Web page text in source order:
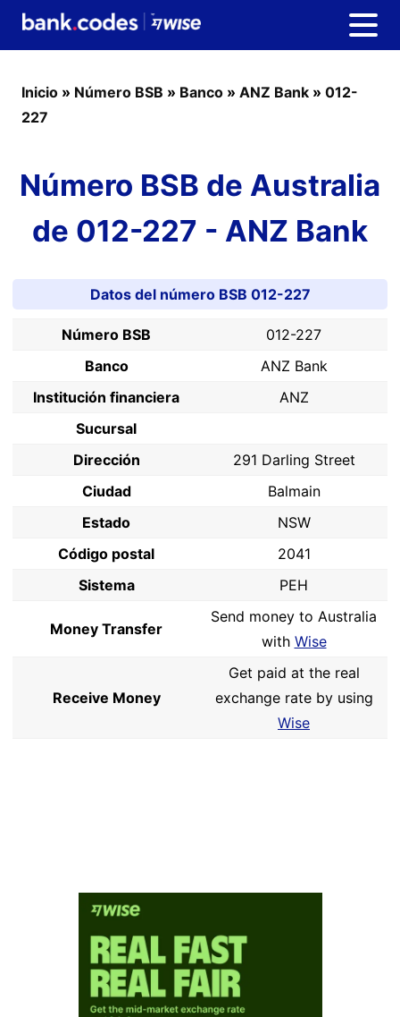
Inicio » Número BSB » Banco » ANZ Bank » 012-
227
Número BSB de Australia
de 012-227 - ANZ Bank
Datos del número BSB 012-227
Número BSB
012-227
Banco
ANZ Bank
Institución financiera
ANZ
Sucursal
Dirección
291 Darling Street
Ciudad
Balmain
Estado
NSW
Código postal
2041
Sistema
PEH
Money Transfer
Send money to Australia
with Wise
Receive Money
Get paid at the real
exchange rate by using
Wise